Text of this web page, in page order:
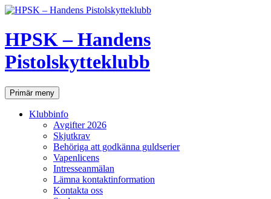
Hoppa
innehåll
HPSK – Handens
Pistolskytteklubb
SökPrimär meny
Klubbinfo
Avgifter 2026
Skjutkrav
Behöriga att godkänna guldserier
Vapenlicens
Intresseanmälan
Lämna kontaktinformation
Kontakta oss